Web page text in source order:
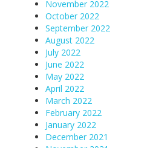
November 2022
October 2022
September 2022
August 2022
July 2022
June 2022
May 2022
April 2022
March 2022
February 2022
January 2022
December 2021